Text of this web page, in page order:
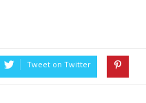
Tweet on Twitter